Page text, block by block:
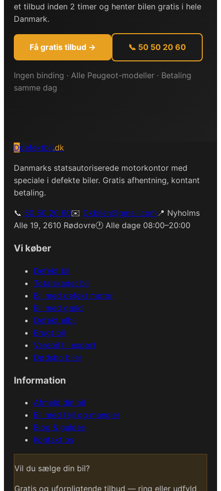
et tilbud inden 2 timer og henter bilen gratis i hele
Danmark.
Få gratis tilbud → 📞 50 50 20 60
Ingen binding · Alle Peugeot-modeller · Betaling
samme dag
Ddefektbil.dk
Danmarks statsautoriserede motorkontor med
speciale i defekte biler. Gratis afhentning, kontant
betaling.
📞 50 50 20 60✉️ Dkbilen@gmail.com 📍 Nyholms
Alle 19, 2610 Rødovre🕐 Alle dage 08:00–20:00
Vi køber
Defekt bil
Totalskadet bil
Bil med defekt motor
Bil med gæld
Defekt elbil
Brugt bil
Varebil til export
Dødsbo biler
Information
Afmeld din bil
Bil med fejl og mangler
Blog & guides
Kontakt os
Vil du sælge din bil?
Gratis og uforpligtende tilbud — ring eller udfyld